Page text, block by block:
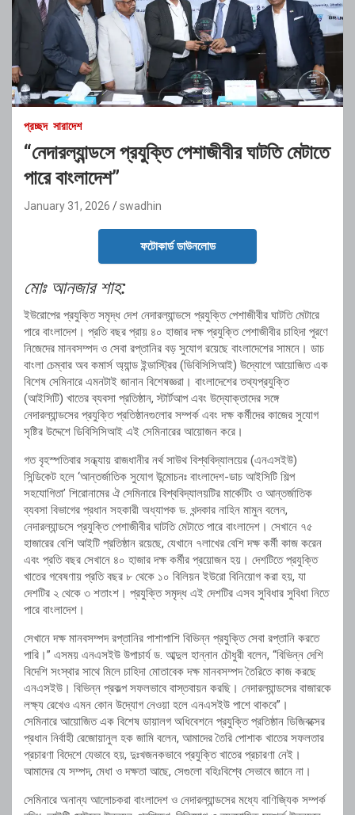
প্রচ্ছদ সারাদেশ
“নেদারল্যান্ডসে প্রযুক্তি পেশাজীবীর ঘাটতি মেটাতে
পারে বাংলাদেশ”
January 31, 2026 swadhin
ফটোকার্ড ডাউনলোড
মোঃ আনজার শাহ:
ইউরোপের প্রযুক্তি সমৃদ্ধ দেশ নেদারল্যান্ডসে প্রযুক্তি পেশাজীবীর ঘাটতি মেটারে
পারে বাংলাদেশ। প্রতি বছর প্রায় ৪০ হাজার দক্ষ প্রযুক্তি পেশাজীবীর চাহিদা পূরণে
নিজেদের মানবসম্পদ ও সেবা রপ্তানির বড় সুযোগ রয়েছে বাংলাদেশের সামনে। ডাচ
বাংলা চেম্বার অব কমার্স অ্যান্ড ইন্ডাস্ট্রির (ডিবিসিসিআই) উদ্যোগে আয়োজিত এক
বিশেষ সেমিনারে এমনটাই জানান বিশেষজ্ঞরা। বাংলাদেশের তথ্যপ্রযুক্তি
(আইসিটি) খাতের ব্যবসা প্রতিষ্ঠান, স্টার্টআপ এবং উদ্যোক্তাদের সঙ্গে
নেদারল্যান্ডসের প্রযুক্তি প্রতিষ্ঠানগুলোর সম্পর্ক এবং দক্ষ কর্মীদের কাজের সুযোগ
সৃষ্টির উদ্দেশে ডিবিসিসিআই এই সেমিনারের আয়োজন করে।
গত বৃহস্পতিবার সন্ধ্যায় রাজধানীর নর্থ সাউথ বিশ্ববিদ্যালয়ের (এনএসইউ)
সিন্ডিকেট হলে ‘আন্তর্জাতিক সুযোগ উন্মোচনঃ বাংলাদেশ-ডাচ আইসিটি শিল্প
সহযোগিতা’ শিরোনামের ঐ সেমিনারে বিশ্ববিদ্যালয়টির মার্কেটিং ও আন্তর্জাতিক
ব্যবসা বিভাগের প্রধান সহকারী অধ্যাপক ড. খন্দকার নাহিন মামুন বলেন,
নেদারল্যান্ডসে প্রযুক্তি পেশাজীবীর ঘাটতি মেটাতে পারে বাংলাদেশ। সেখানে ৭৫
হাজারের বেশি আইটি প্রতিষ্ঠান রয়েছে, যেখানে ৭লাখের বেশি দক্ষ কর্মী কাজ করেন
এবং প্রতি বছর সেখানে ৪০ হাজার দক্ষ কর্মীর প্রয়োজন হয়। দেশটিতে প্রযুক্তি
খাতের গবেষণায় প্রতি বছর ৮ থেকে ১০ বিলিয়ন ইউরো বিনিয়োগ করা হয়, যা
দেশটির ২ থেকে ৩ শতাংশ। প্রযুক্তি সমৃদ্ধ এই দেশটির এসব সুবিধার সুবিধা নিতে
পারে বাংলাদেশ।
সেখানে দক্ষ মানবসম্পদ রপ্তানির পাশাপাশি বিভিন্ন প্রযুক্তি সেবা রপ্তানি করতে
পারি।” এসময় এনএসইউ উপাচার্য ড. আব্দুল হান্নান চৌধুরী বলেন, “বিভিন্ন দেশি
বিদেশি সংস্থার সাথে মিলে চাহিদা মোতাবেক দক্ষ মানবসম্পদ তৈরিতে কাজ করছে
এনএসইউ। বিভিন্ন প্রকল্প সফলভাবে বাস্তবায়ন করছি। নেদারল্যান্ডসের বাজারকে
লক্ষ্য রেখেও এমন কোন উদ্যোগ নেওয়া হলে এনএসইউ পাশে থাকবে”।
সেমিনারে আয়োজিত এক বিশেষ ডায়ালগ অধিবেশনে প্রযুক্তি প্রতিষ্ঠান ডিজিবক্সের
প্রধান নির্বাহী রেজোয়ানুল হক জামি বলেন, আমাদের তৈরি পোশাক খাতের সফলতার
প্রচারণা বিদেশে যেভাবে হয়, দুঃখজনকভাবে প্রযুক্তি খাতের প্রচারণা নেই।
আমাদের যে সম্পদ, মেধা ও দক্ষতা আছে, সেগুলো বহিঃবিশ্বে সেভাবে জানে না।
সেমিনারে অনান্য আলোচকরা বাংলাদেশ ও নেদারল্যান্ডসের মধ্যে বাণিজ্যিক সম্পর্ক